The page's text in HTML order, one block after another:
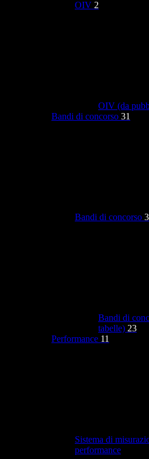
OIV 2
OIV (da
Bandi di concorso 31
Bandi di concorso
Bandi di
tabelle) 23
Performance 11
Sistema di
performance